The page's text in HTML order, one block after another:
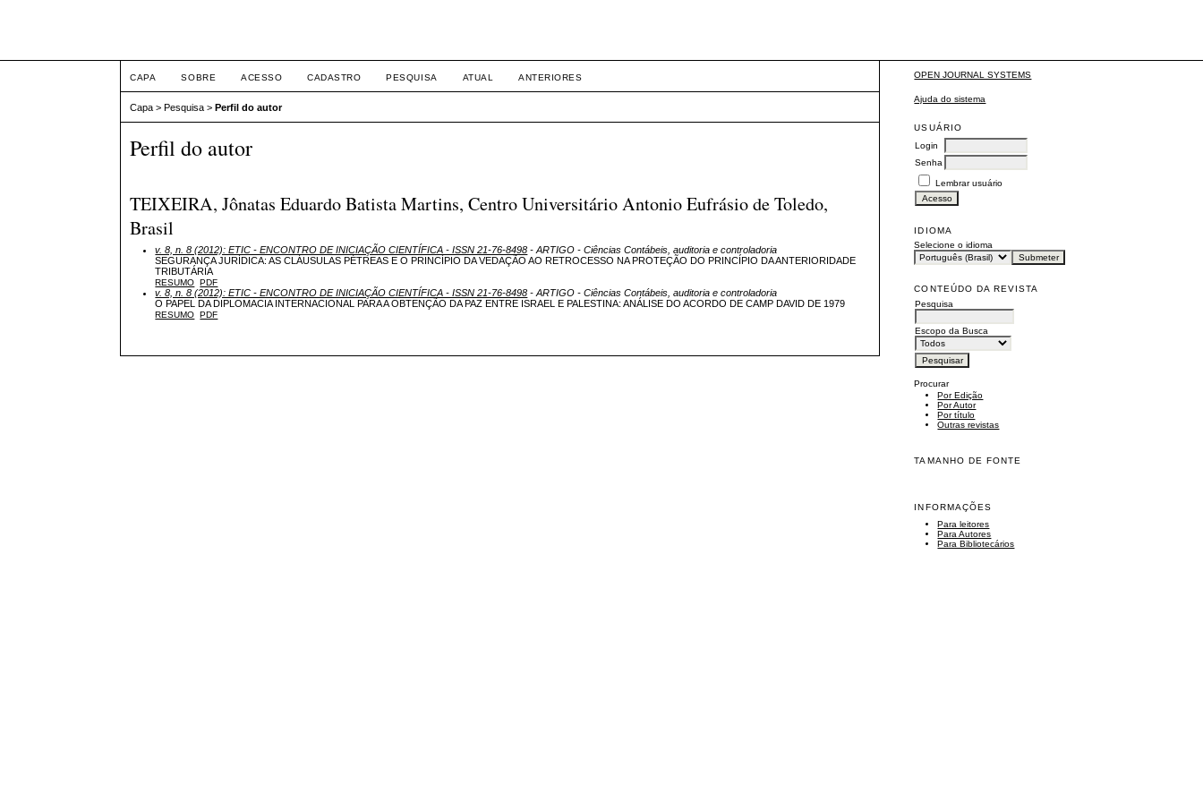
OPEN JOURNAL SYSTEMS
Ajuda do sistema
USUÁRIO
Login
Senha
Lembrar usuário
IDIOMA
Selecione o idioma
CONTEÚDO DA REVISTA
Pesquisa
Escopo da Busca
Procurar
Por Edição
Por Autor
Por título
Outras revistas
TAMANHO DE FONTE
INFORMAÇÕES
Para leitores
Para Autores
Para Bibliotecários
CAPA SOBRE ACESSO CADASTRO PESQUISA ATUAL ANTERIORES
Capa >Pesquisa >Perfil do autor
Perfil do autor
TEIXEIRA, Jônatas Eduardo Batista Martins, Centro Universitário Antonio Eufrásio de Toledo,
Brasil
v. 8, n. 8 (2012): ETIC - ENCONTRO DE INICIAÇÃO CIENTÍFICA - ISSN 21-76-8498 - ARTIGO - Ciências Contábeis, auditoria e controladoria
SEGURANÇA JURÍDICA: AS CLÁUSULAS PÉTREAS E O PRINCÍPIO DA VEDAÇÃO AO RETROCESSO NA PROTEÇÃO DO PRINCÍPIO DA ANTERIORIDADE
TRIBUTÁRIA
RESUMO PDF
v. 8, n. 8 (2012): ETIC - ENCONTRO DE INICIAÇÃO CIENTÍFICA - ISSN 21-76-8498 - ARTIGO - Ciências Contábeis, auditoria e controladoria
O PAPEL DA DIPLOMACIA INTERNACIONAL PARA A OBTENÇÃO DA PAZ ENTRE ISRAEL E PALESTINA: ANÁLISE DO ACORDO DE CAMP DAVID DE 1979
RESUMO PDF